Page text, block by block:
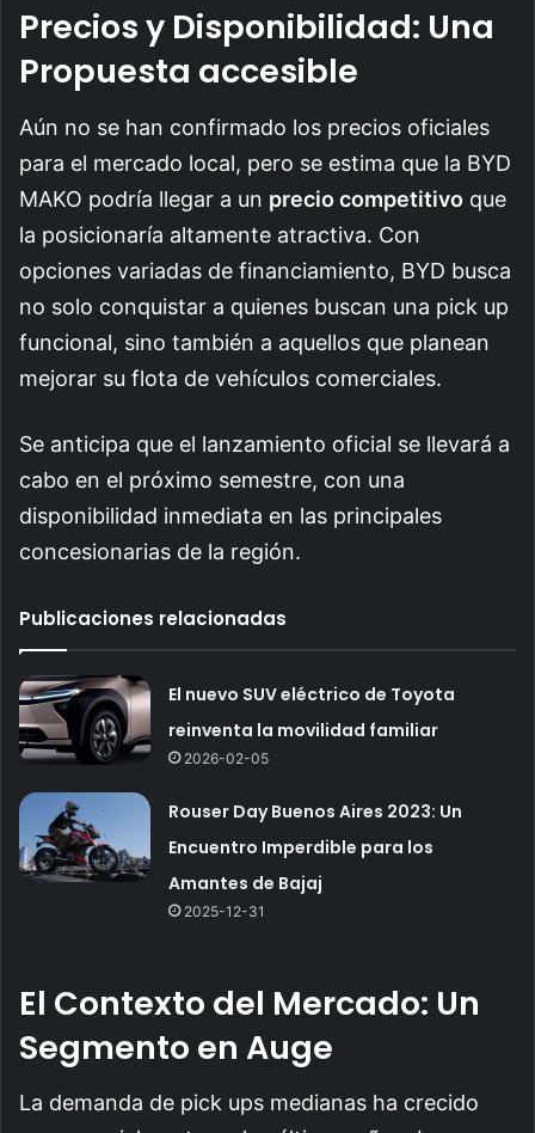
Precios y Disponibilidad: Una
Propuesta accesible
Aún no se han confirmado los precios oficiales
para el mercado local, pero se estima que la BYD
MAKO podría llegar a un precio competitivo que
la posicionaría altamente atractiva. Con
opciones variadas de financiamiento, BYD busca
no solo conquistar a quienes buscan una pick up
funcional, sino también a aquellos que planean
mejorar su flota de vehículos comerciales.
Se anticipa que el lanzamiento oficial se llevará a
cabo en el próximo semestre, con una
disponibilidad inmediata en las principales
concesionarias de la región.
Publicaciones relacionadas
El nuevo SUV eléctrico de Toyota
reinventa la movilidad familiar
2026-02-05
Rouser Day Buenos Aires 2023: Un
Encuentro Imperdible para los
Amantes de Bajaj
2025-12-31
El Contexto del Mercado: Un
Segmento en Auge
La demanda de pick ups medianas ha crecido